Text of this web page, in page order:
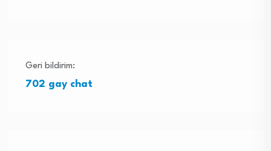
Geri bildirim:
702 gay chat